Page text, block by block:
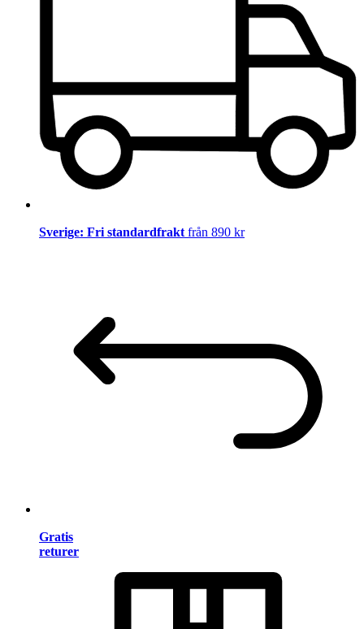
Sverige: Fri standardfrakt från 890 kr
Gratis
returer